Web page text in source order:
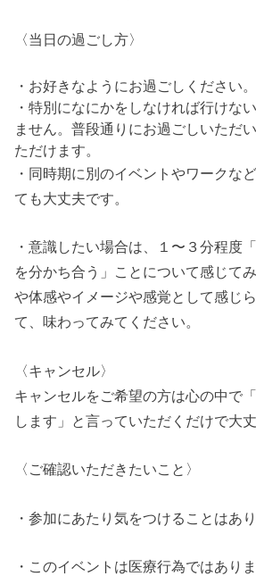
〈当日の過ごし方〉
・お好きなようにお過ごしください。
・特別になにかをしなければ行けな
ません。普段通りにお過ごしいただ
ただけます。
・同時期に別のイベントやワークな
ても大丈夫です。
・意識したい場合は、１〜３分程度
を分かち合う」ことについて感じて
や体感やイメージや感覚として感じ
て、味わってみてください。
〈キャンセル〉
キャンセルをご希望の方は心の中で
します」と言っていただくだけで大丈
〈ご確認いただきたいこと〉
・参加にあたり気をつけることはあり
・このイベントは医療行為ではあり